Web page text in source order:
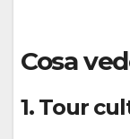
Cosa
1. Tour